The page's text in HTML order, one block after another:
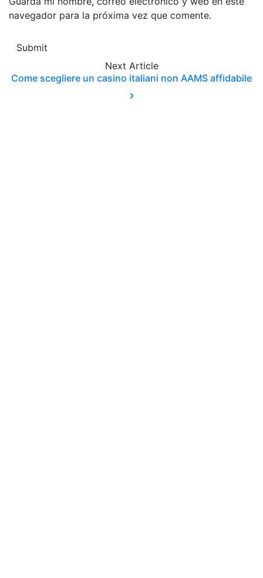
navegador para la próxima vez que comente.
Submit
Next Article
Come scegliere un casino italiani non AAMS affidabile